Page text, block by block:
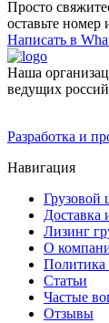
Просто
оставьте
Написать в
Наша
ведущих
Разработка и
Навигация
Грузовой
Доставка
Лизинг
О
Политика
Статьи
Частые
Отзывы